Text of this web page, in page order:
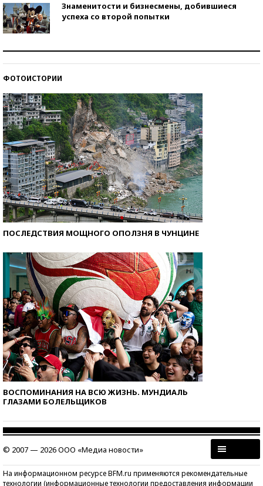
Знаменитости и бизнесмены, добившиеся
успеха со второй попытки
ФОТОИСТОРИИ
ПОСЛЕДСТВИЯ МОЩНОГО ОПОЛЗНЯ В ЧУНЦИНЕ
ВОСПОМИНАНИЯ НА ВСЮ ЖИЗНЬ. МУНДИАЛЬ
ГЛАЗАМИ БОЛЕЛЬЩИКОВ
© 2007 — 2026 ООО «Медиа новости»
На информационном ресурсе BFM.ru применяются рекомендательные
технологии (информационные технологии предоставления информации